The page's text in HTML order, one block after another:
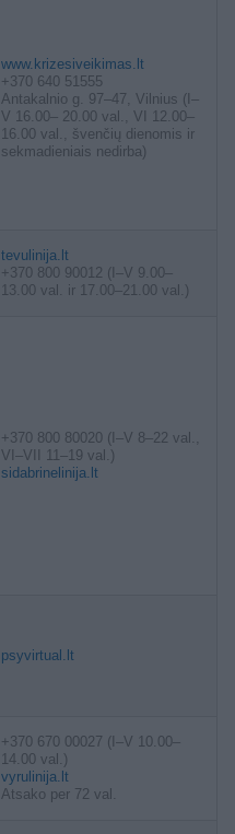
www.krizesiveikimas.lt
+370 640 51555
Antakalnio g. 97–47, Vilnius (I–
V 16.00– 20.00 val., VI 12.00–
16.00 val., švenčių dienomis ir
sekmadieniais nedirba)
tevulinija.lt
+370 800 90012 (I–V 9.00–
13.00 val. ir 17.00–21.00 val.)
+370 800 80020 (I–V 8–22 val.,
VI–VII 11–19 val.)
sidabrinelinija.lt
psyvirtual.lt
+370 670 00027 (I–V 10.00–
14.00 val.)
vyrulinija.lt
Atsako per 72 val.